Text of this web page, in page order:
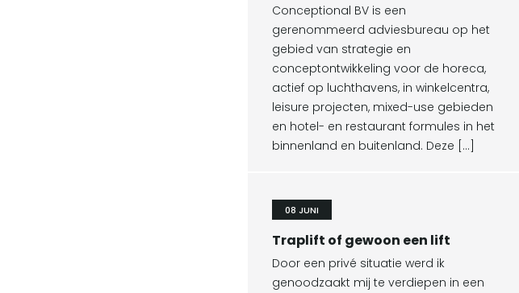
Conceptional BV is een
gerenommeerd adviesbureau op het
gebied van strategie en
conceptontwikkeling voor de horeca,
actief op luchthavens, in winkelcentra,
leisure projecten, mixed-use gebieden
en hotel- en restaurant formules in het
binnenland en buitenland. Deze […]
08 JUNI
Traplift of gewoon een lift
Door een privé situatie werd ik
genoodzaakt mij te verdiepen in een